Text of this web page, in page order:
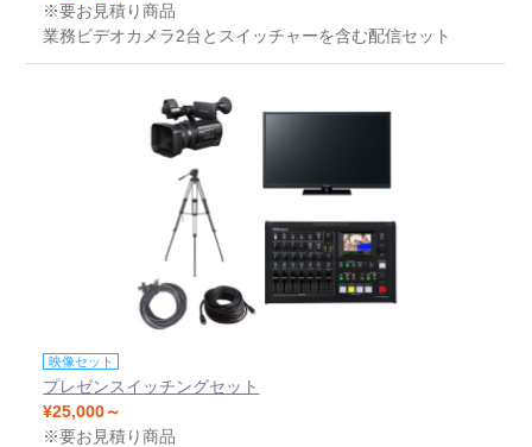
※要お見積り商品
業務ビデオカメラ2台とスイッチャーを含む配信セット
映像セット
プレゼンスイッチングセット
¥25,000～
※要お見積り商品